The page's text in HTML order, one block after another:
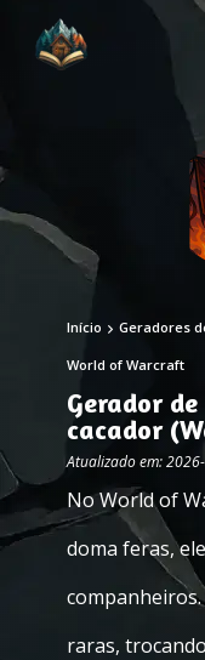
Início Geradores
World of Warcraft
Gerador
cacador
Atualizado em:
No World of
doma feras,
raras,